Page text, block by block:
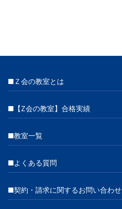
■Ｚ会の教室とは
■【Z会の教室】合格実績
■教室一覧
■よくある質問
■契約・請求に関するお問い合わせ